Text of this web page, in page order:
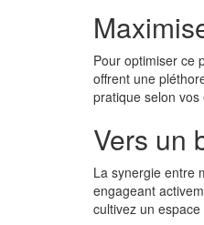
Pour optimiser ce
offrent une
pratique selon
Vers un
La synergie entre
engageant
cultivez un